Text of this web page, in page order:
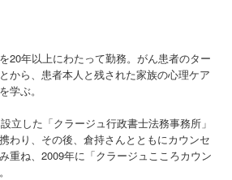
20年以上にわたって勤務。がん患者のター
から、患者本人と残された家族の心理ケア
学ぶ。
立した「クラージュ行政書士法務事務所」
わり、その後、倉持さんとともにカウンセ
重ね、2009年に「クラージュこころカウン